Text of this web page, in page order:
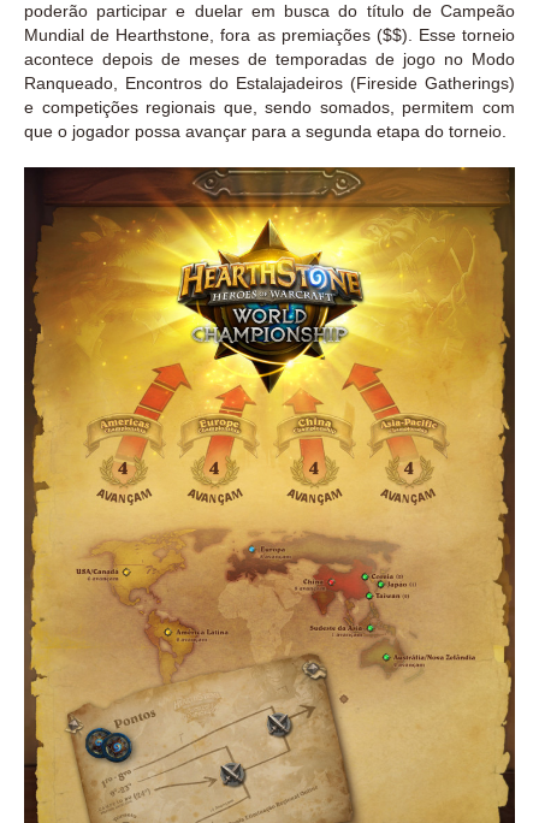
poderão participar e duelar em busca do título de Campeão
Mundial de Hearthstone, fora as premiações ($$). Esse torneio
acontece depois de meses de temporadas de jogo no Modo
Ranqueado, Encontros do Estalajadeiros (Fireside Gatherings)
e competições regionais que, sendo somados, permitem com
que o jogador possa avançar para a segunda etapa do torneio.